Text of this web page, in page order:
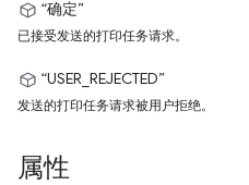
“确定”
已接受发送的打印任务请求。
“USER_REJECTED”
发送的打印任务请求被用户拒绝。
属性